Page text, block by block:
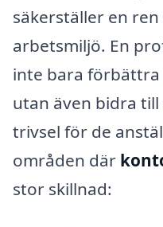
säkerställer en
arbetsmiljö. En
inte bara
utan även bidra
trivsel för de
områden där
stor skillnad: